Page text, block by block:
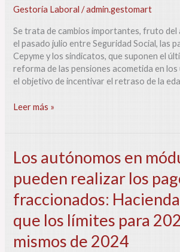
Gestoría Laboral /admin.gestomart
Se trata de cambios importantes, fruto del
el pasado julio entre Seguridad Social, las
Cepyme y los sindicatos, que suponen el
reforma de las pensiones acometida en los
el objetivo de incentivar el retraso de la
y
condiciones
para
trabajadores
que
compatibilicen
trabajo
y
su
edad
de
jubilación
Leer más »
Los autónomos en
pueden realizar los
fraccionados:
que los límites para
mismos de 2024
Los
autónomos
en
módulos
realizar
los